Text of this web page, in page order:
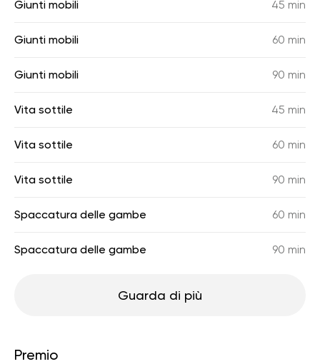
Giunti mobili 45 min
Giunti mobili 60 min
Giunti mobili 90 min
Vita sottile 45 min
Vita sottile 60 min
Vita sottile 90 min
Spaccatura delle gambe 60 min
Spaccatura delle gambe 90 min
Guarda di più
Premio